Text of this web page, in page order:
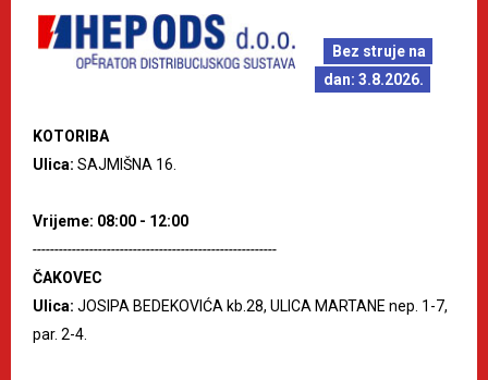
Bez struje na
dan: 3.8.2026.
KOTORIBA
Ulica: SAJMIŠNA 16.
Vrijeme: 08:00 - 12:00
--------------------------------------------------------
ČAKOVEC
Ulica: JOSIPA BEDEKOVIĆA kb.28, ULICA MARTANE nep. 1-7,
par. 2-4.